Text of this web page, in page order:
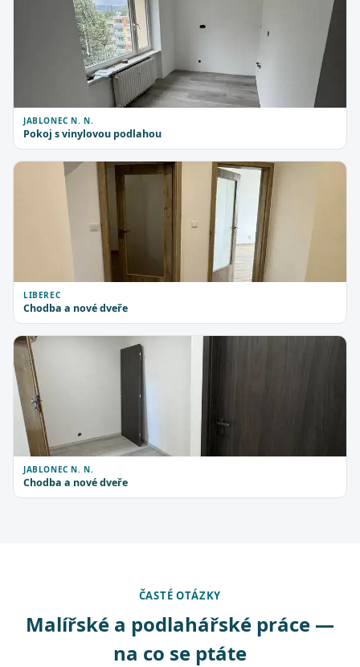
JABLONEC N. N.
Pokoj s vinylovou podlahou
LIBEREC
Chodba a nové dveře
JABLONEC N. N.
Chodba a nové dveře
ČASTÉ OTÁZKY
Malířské a podlahářské práce —
na co se ptáte